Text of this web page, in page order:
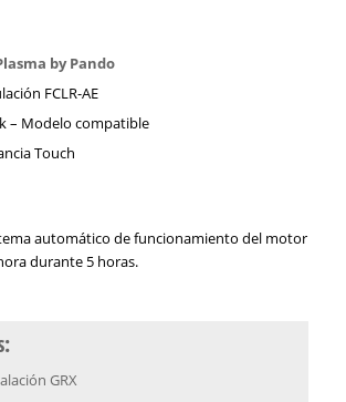
by Pando
FCLR-AE
– Modelo compatible
Touch
automático de funcionamiento del motor
durante 5 horas.
GRX